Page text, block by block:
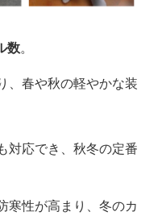
数。
、春や秋の軽やかな装
対応でき、秋冬の定番
寒性が高まり、冬のカ